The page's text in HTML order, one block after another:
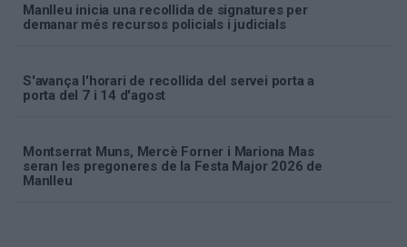
Manlleu inicia una recollida de signatures per
demanar més recursos policials i judicials
S'avança l'horari de recollida del servei porta a
porta del 7 i 14 d'agost
Montserrat Muns, Mercè Forner i Mariona Mas
seran les pregoneres de la Festa Major 2026 de
Manlleu